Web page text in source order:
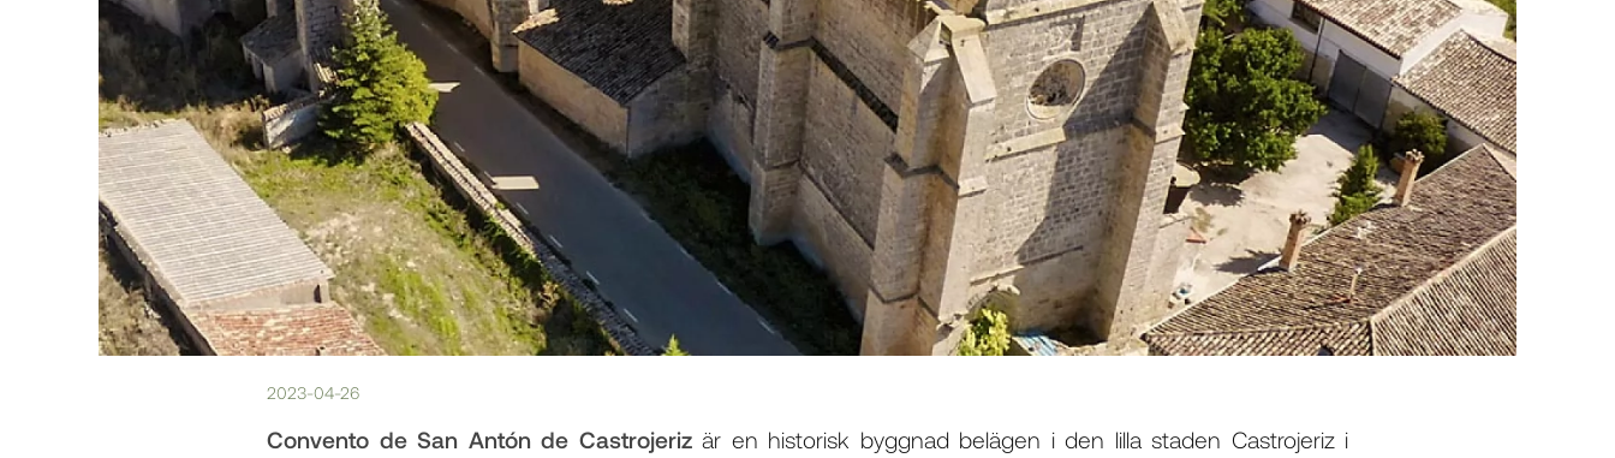
2023-04-26
Convento de San Antón de Castrojerizär en historisk byggnad belägen i den lilla staden Castrojeriz i